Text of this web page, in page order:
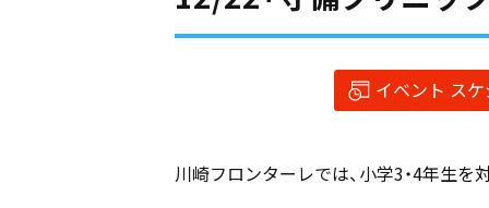
イベント ス
川崎フロンターレでは、小学3・4年生を